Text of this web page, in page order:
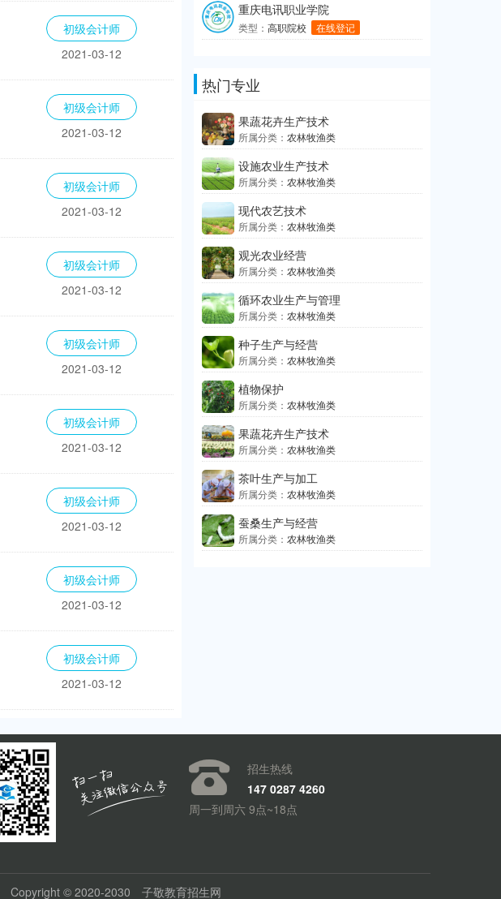
初级会计师
2021-03-12
初级会计师
2021-03-12
初级会计师
2021-03-12
初级会计师
2021-03-12
初级会计师
2021-03-12
初级会计师
2021-03-12
初级会计师
2021-03-12
初级会计师
2021-03-12
初级会计师
2021-03-12
重庆电讯职业学院
类型： 高职院校 在线登记
热门专业
果蔬花卉生产技术
所属分类： 农林牧渔类
设施农业生产技术
所属分类： 农林牧渔类
现代农艺技术
所属分类： 农林牧渔类
观光农业经营
所属分类： 农林牧渔类
循环农业生产与管理
所属分类： 农林牧渔类
种子生产与经营
所属分类： 农林牧渔类
植物保护
所属分类： 农林牧渔类
果蔬花卉生产技术
所属分类： 农林牧渔类
茶叶生产与加工
所属分类： 农林牧渔类
蚕桑生产与经营
所属分类： 农林牧渔类

招生热线
147 0287 4260
周一到周六 9点~18点
Copyright © 2020-2030 子敬教育招生网